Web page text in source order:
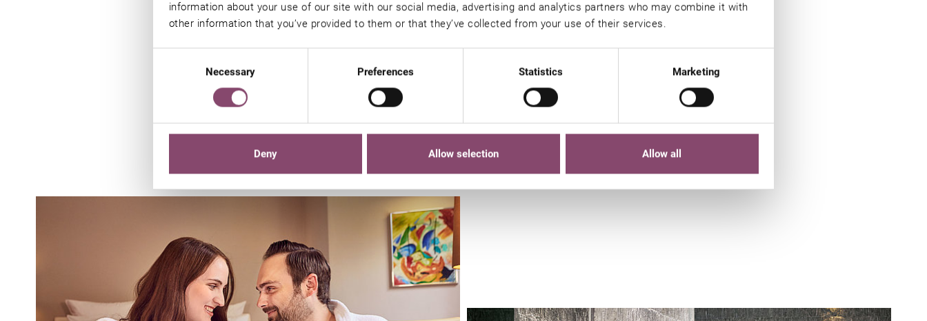
information about your use of our site with our social media, advertising and analytics partners who may combine it with
other information that you’ve provided to them or that they’ve collected from your use of their services.
Necessary Preferences Statistics Marketing
Deny Allow selection Allow all
einmal brauchen:
und den Polster küssen, solange Sie wollen. Dann ein genüssliches
gemütlichen Abend zu Zweit, mit der Familie, oder Freundenzu genießen mit feinster Kulinarik, herrlicher